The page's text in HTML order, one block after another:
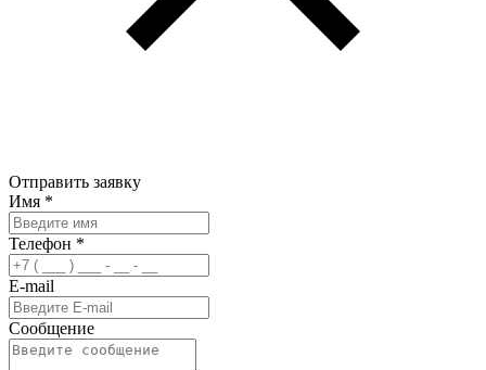
Отправить заявку
Имя *
Телефон *
E-mail
Сообщение